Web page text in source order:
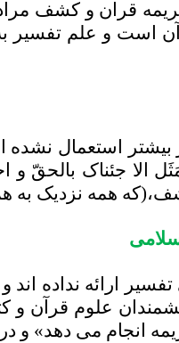
قران و کشف
است و علم تفسیر
الا جئناک
کشف،(که همه نزدیک به
ارائه نداده
علوم قرآن
انجام می دهد»